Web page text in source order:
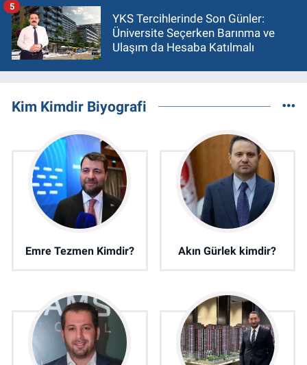
YKS Tercihlerinde Son Günler:
Üniversite Seçerken Barınma ve
Ulaşım da Hesaba Katılmalı
5
Kim Kimdir Biyografi
Emre Tezmen Kimdir? Akın Gürlek kimdir?